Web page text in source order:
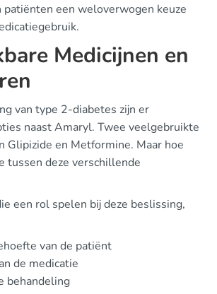
patiënten een weloverwogen keuze
Medicijnen en
van type 2-diabetes zijn er
naast Amaryl. Twee veelgebruikte
Glipizide en Metformine. Maar hoe
tussen deze verschillende
een rol spelen bij deze beslissing,
van de patiënt
de medicatie
behandeling